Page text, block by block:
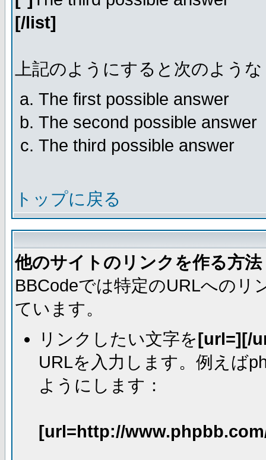
[/list]
上記のようにすると次のよう
The first possible answer
The second possible answer
The third possible answer
トップに戻る
他のサイトのリンクを作る方法
BBCodeでは特定のURLへのリ
ています。
リンクしたい文字を[url=][/
URLを入力します。例えば
ようにします：
[url=http://